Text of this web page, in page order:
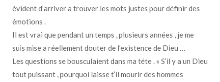
évident d’arriver a trouver les mots justes pour définir des
émotions .
Il est vrai que pendant un temps , plusieurs années , je me
suis mise a réellement douter de l’existence de Dieu …
Les questions se bousculaient dans ma téte . « S’il y a un Dieu
tout puissant , pourquoi laisse t’il mourir des hommes